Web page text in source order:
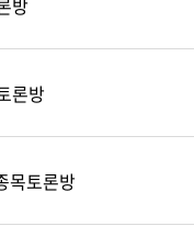
방
론방
목토론방